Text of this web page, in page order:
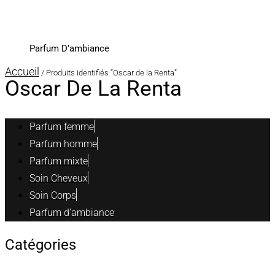
Parfum D’ambiance
Accueil / Produits identifiés “Oscar de la Renta”
Oscar De La Renta
Parfum femme
Parfum homme
Parfum mixte
Soin Cheveux
Soin Corps
Parfum d’ambiance
Catégories